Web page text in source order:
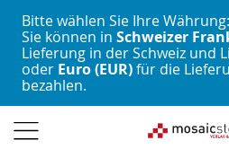
Bitte wählen Sie Ihre Währung:
Sie können in Schweizer
Lieferung in der Schweiz und
oder Euro (EUR)für die
bezahlen.
zum